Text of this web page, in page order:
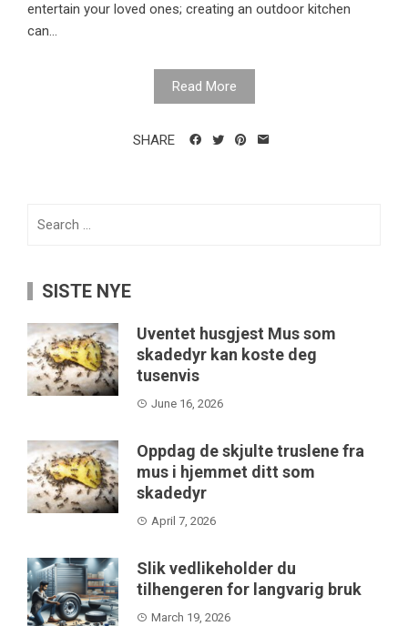
entertain your loved ones; creating an outdoor kitchen
can...
Read More
SHARE
SISTE NYE
Uventet husgjest Mus som
skadedyr kan koste deg
tusenvis
June 16, 2026
Oppdag de skjulte truslene fra
mus i hjemmet ditt som
skadedyr
April 7, 2026
Slik vedlikeholder du
tilhengeren for langvarig bruk
March 19, 2026